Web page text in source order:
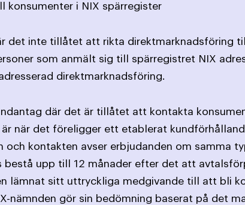
konsumenter i NIX spärregister
det inte tillåtet att rikta direktmarknadsföring
som anmält sig till spärregistret NIX
direktmarknadsföring.
där det är tillåtet att kontakta
när det föreligger ett etablerat
och kontakten avser erbjudanden om samma
bestå upp till 12 månader efter det att
lämnat sitt uttryckliga medgivande till att bli
nämnden gör sin bedömning baserat på det